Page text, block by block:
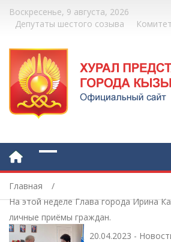
Воскресенье, 9 августа, 2026
Депутаты шестого созыва
Главная
На этой неделе Глава города Ирина
личные приёмы граждан.
20.04.2023 -